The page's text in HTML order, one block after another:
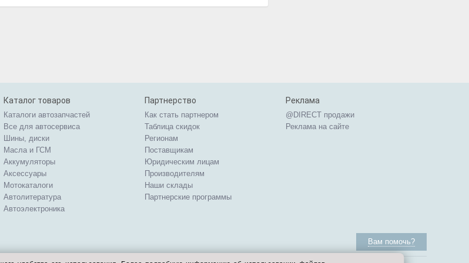
Каталог товаров
Каталоги автозапчастей
Все для автосервиса
Шины, диски
Масла и ГСМ
Аккумуляторы
Аксессуары
Мотокаталоги
Автолитература
Автоэлектроника
Партнерство
Как стать партнером
Таблица скидок
Регионам
Поставщикам
Юридическим лицам
Производителям
Наши склады
Партнерские программы
Реклама
@DIRECT продажи
Реклама на сайте
Вам помочь?